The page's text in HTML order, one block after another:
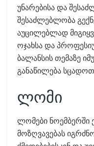
უნარებისა და
შესაძლებლობა
აუცილებლად
ოჯახსა და
ბალანსის თემაზე
განაწილება
ლომი
ლომები ნოემბერში
მოზღვავებას